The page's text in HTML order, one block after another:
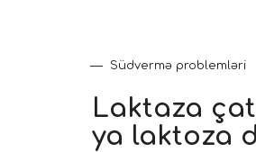
Südvermə problemləri
Laktaza
ya laktoza